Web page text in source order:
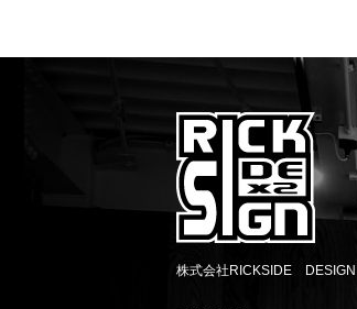
株式会社RICKSIDE DESIGN